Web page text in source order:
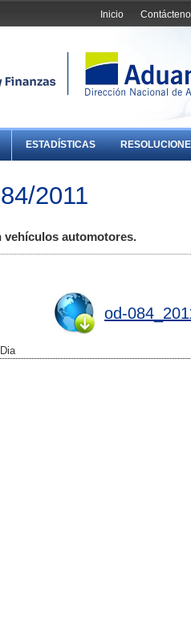
Inicio
ESTADÍSTICAS
2011
vehículos automotores.
od-